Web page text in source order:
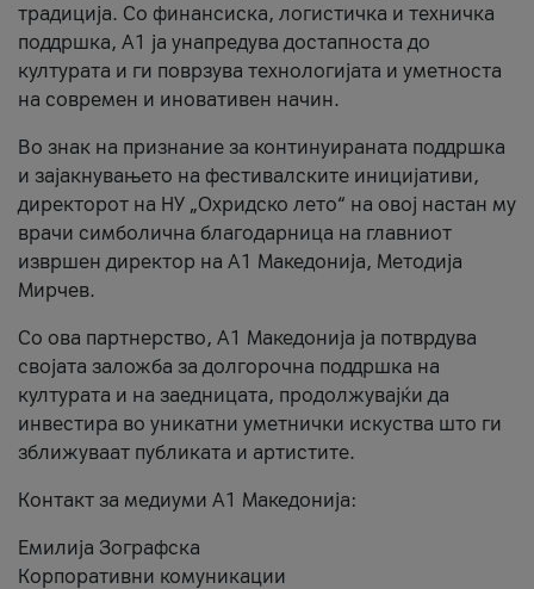
традиција. Со финансиска, логистичка и техничка
поддршка, A1 ја унапредува достапноста до
културата и ги поврзува технологијата и уметноста
на современ и иновативен начин.
Во знак на признание за континуираната поддршка
и зајакнувањето на фестивалските иницијативи,
директорот на НУ „Охридско лето“ на овој настан му
врачи симболична благодарница на главниот
извршен директор на A1 Македонија, Методија
Мирчев.
Со ова партнерство, A1 Македонија ја потврдува
својата заложба за долгорочна поддршка на
културата и на заедницата, продолжувајќи да
инвестира во уникатни уметнички искуства што ги
зближуваат публиката и артистите.
Контакт за медиуми А1 Македонија:
Емилија Зографска
Корпоративни комуникации